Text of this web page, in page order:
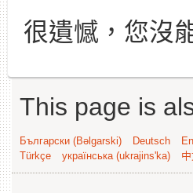
很遺憾，您沒
This page is
Български (Bəlgarski) Deutsch
Türkçe
українська (ukrajins'ka)